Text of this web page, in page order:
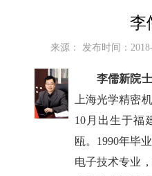
李
来源： 发布时间：
李儒新院士
上海光学精密
10月出生于福
瓯。1990年毕
电子技术专业